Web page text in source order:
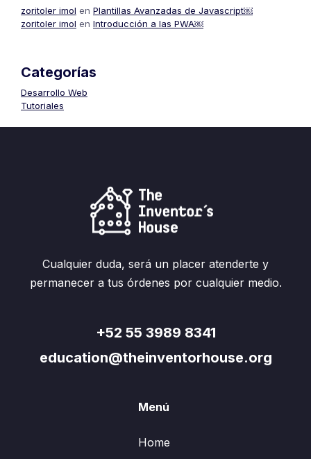
zoritoler imol en Plantillas Avanzadas de Javascript￼
zoritoler imol en Introducción a las PWA￼
Categorías
Desarrollo Web
Tutoriales
Cualquier duda, será un placer atenderte y
permanecer a tus órdenes por cualquier medio.
+52 55 3989 8341
education@theinventorhouse.org
Menú
Home